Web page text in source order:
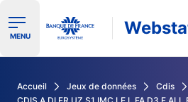
Ouvrir le menu de navigation
MENU
Accueil Jeux de données
Cdis